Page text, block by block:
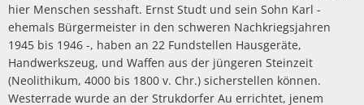
hier Menschen sesshaft. Ernst Studt und sein Sohn Karl -
ehemals Bürgermeister in den schweren Nachkriegsjahren
1945 bis 1946 -, haben an 22 Fundstellen Hausgeräte,
Handwerkszeug, und Waffen aus der jüngeren Steinzeit
(Neolithikum, 4000 bis 1800 v. Chr.) sicherstellen können.
Westerrade wurde an der Strukdorfer Au errichtet, jenem